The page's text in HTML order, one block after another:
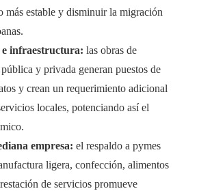
más estable y disminuir la migración
infraestructura: las obras de
y privada generan puestos de
y crean un requerimiento adicional
locales, potenciando así el
empresa: el respaldo a pymes
ligera, confección, alimentos
de servicios promueve